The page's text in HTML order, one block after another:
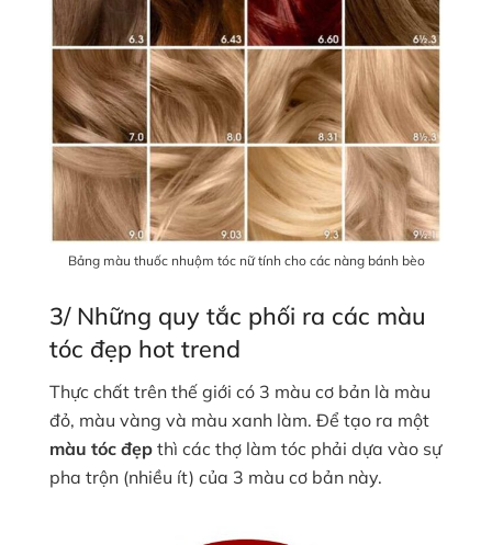
Bảng màu thuốc nhuộm tóc nữ tính cho các nàng bánh bèo
3/ Những quy tắc phối ra các màu
tóc đẹp hot trend
Thực chất trên thế giới có 3 màu cơ bản là màu
đỏ, màu vàng và màu xanh làm. Để tạo ra một
màu tóc đẹp thì các thợ làm tóc phải dựa vào sự
pha trộn (nhiều ít) của 3 màu cơ bản này.